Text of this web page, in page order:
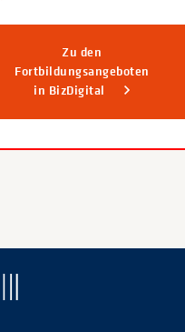
Zu den
Fortbildungsangeboten
in BizDigital